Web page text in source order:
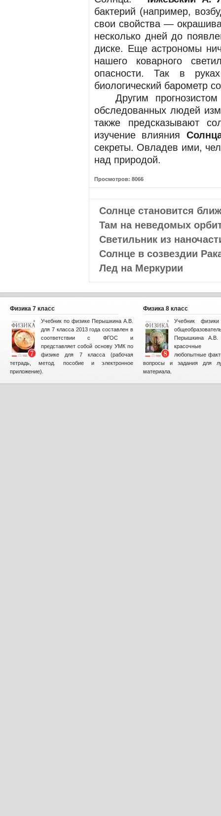
бактерий (например,
свои свойства —
несколько дней до
диске. Еще астрономы
нашего коварного
опасности. Так в
биологический барометр
Другим прогнозистом
обследованных людей
также предсказывают
изучение влияния
секреты. Овладев ими,
над природой.
Просмотров: 8066
Солнце становится
Там на неведомых
Светильник из
Солнце в созвездии
Лед на Меркурии
Физика 7 класс
Учебник по физике Перышкина А.В.
для 7 класса 2013 года составлен в
соответствии с ФГОС и
представляет собой основу УМК по
физике для 7 класса (рабочая
тетрадь, метод. пособие и электронное
приложение).
Физика 8 класс
Учебник
Перышкина А.В.
красочные
любопытные
вопросы и задания для
материала.